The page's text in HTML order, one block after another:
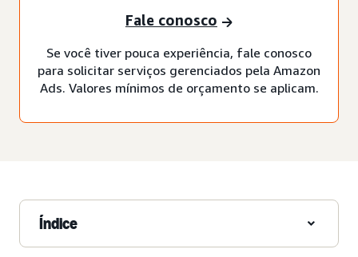
Fale conosco
Se você tiver pouca experiência, fale conosco
para solicitar serviços gerenciados pela Amazon
Ads. Valores mínimos de orçamento se aplicam.
Índice